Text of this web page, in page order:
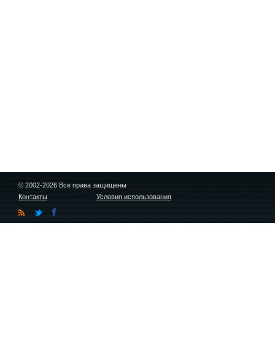
© 2002-2026 Все права защищены
Контакты
Условия использования